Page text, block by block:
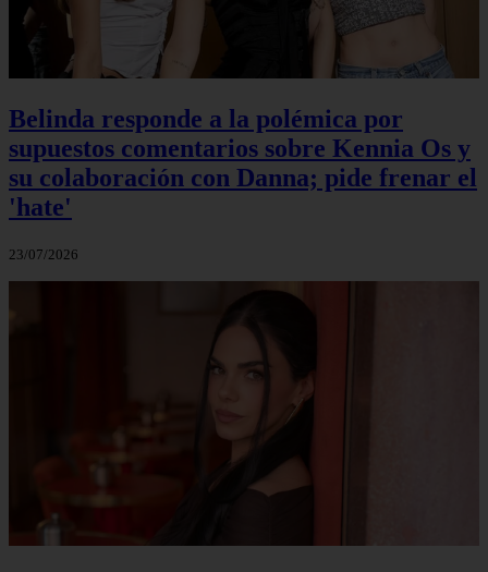
Belinda responde a la polémica por
supuestos comentarios sobre Kennia Os y
su colaboración con Danna; pide frenar el
'hate'
23/07/2026